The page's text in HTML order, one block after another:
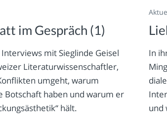
im Gespräch (1)
mit Sieglinde Geisel
Literaturwissenschaftler,
umgeht, warum
Botschaft haben und warum er
hält.
In
und